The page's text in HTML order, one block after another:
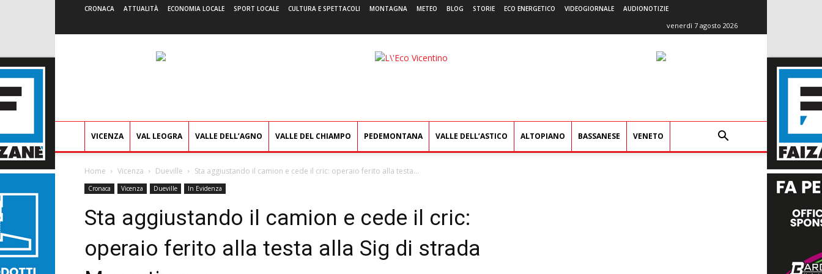
CRONACA ATTUALITÀ ECONOMIA LOCALE SPORT LOCALE CULTURA E SPETTACOLI MONTAGNA METEO BLOG STORIE ECO ENERGETICO VIDEOGIORNALE AUDIONOTIZIE
venerdì 7 agosto 2026
L'Eco
VICENZA VAL LEOGRA VALLE DELL’AGNO VALLE DEL CHIAMPO PEDEMONTANA VALLE DELL’ASTICO ALTOPIANO BASSANESE VENETO
Home Vicenza Dueville Sta aggiustando il camion e cede il cric: operaio ferito alla testa...
Cronaca Vicenza Dueville In Evidenza
Sta aggiustando il camion e cede il cric:
operaio ferito alla testa alla Sig di strada